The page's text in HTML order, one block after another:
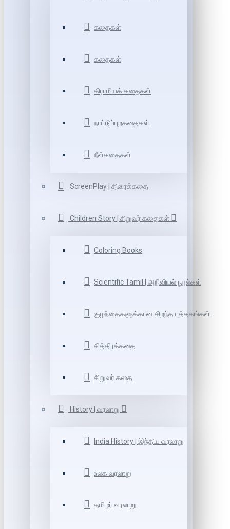
கதைகள்
கதைகள்
கிராமியக் கதைகள்
நாட்டுப்புறகதைகள்
நீள்கதைகள்
ScreenPlay | திரைக்கதை
Children Story | சிறுவர் கதைகள்
Coloring Books
Scientific Tamil | அறிவியல் நூல்கள்
குழந்தைகளுக்கான சிறந்த புத்தகங்கள்
சித்திரக்கதை
சிறுவர் கதை
History | வரலாறு
India History | இந்திய வரலாறு
உலக வரலாறு
தமிழர் வரலாறு